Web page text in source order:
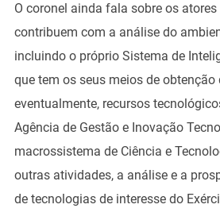
O coronel ainda fala sobre os
contribuem com a análise do
incluindo o próprio Sistema de
que tem os seus meios de obtenção
eventualmente, recursos
Agência de Gestão e Inovação
macrossistema de Ciência e
outras atividades, a análise e a
de tecnologias de interesse do